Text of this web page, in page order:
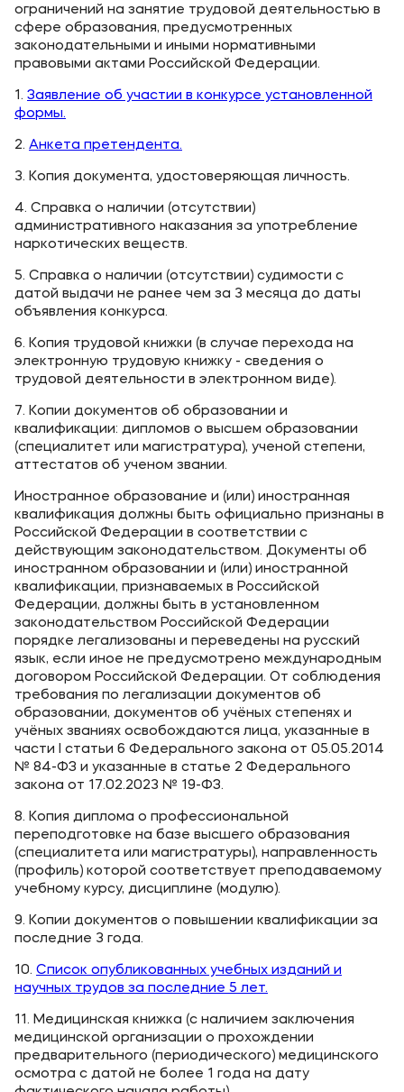
ограничений на занятие трудовой деятельностью в
сфере образования, предусмотренных
законодательными и иными нормативными
правовыми актами Российской Федерации.
1. Заявление об участии в конкурсе установленной
формы.
2. Анкета претендента.
3. Копия документа, удостоверяющая личность.
4. Справка о наличии (отсутствии)
административного наказания за употребление
наркотических веществ.
5. Справка о наличии (отсутствии) судимости с
датой выдачи не ранее чем за 3 месяца до даты
объявления конкурса.
6. Копия трудовой книжки (в случае перехода на
электронную трудовую книжку - сведения о
трудовой деятельности в электронном виде).
7. Копии документов об образовании и
квалификации: дипломов о высшем образовании
(специалитет или магистратура), ученой степени,
аттестатов об ученом звании.
Иностранное образование и (или) иностранная
квалификация должны быть официально признаны в
Российской Федерации в соответствии с
действующим законодательством. Документы об
иностранном образовании и (или) иностранной
квалификации, признаваемых в Российской
Федерации, должны быть в установленном
законодательством Российской Федерации
порядке легализованы и переведены на русский
язык, если иное не предусмотрено международным
договором Российской Федерации. От соблюдения
требования по легализации документов об
образовании, документов об учёных степенях и
учёных званиях освобождаются лица, указанные в
части I статьи 6 Федерального закона от 05.05.2014
№ 84-ФЗ и указанные в статье 2 Федерального
закона от 17.02.2023 № 19-ФЗ.
8. Копия диплома о профессиональной
переподготовке на базе высшего образования
(специалитета или магистратуры), направленность
(профиль) которой соответствует преподаваемому
учебному курсу, дисциплине (модулю).
9. Копии документов о повышении квалификации за
последние 3 года.
10. Список опубликованных учебных изданий и
научных трудов за последние 5 лет.
11. Медицинская книжка (с наличием заключения
медицинской организации о прохождении
предварительного (периодического) медицинского
осмотра с датой не более 1 года на дату